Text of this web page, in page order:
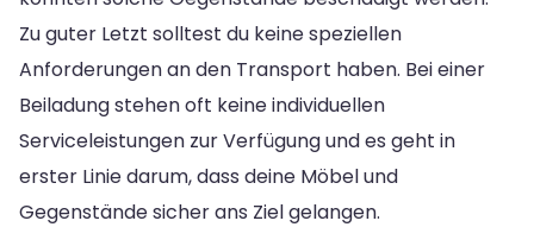
Zu guter Letzt solltest du keine speziellen
Anforderungen an den Transport haben. Bei einer
Beiladung stehen oft keine individuellen
Serviceleistungen zur Verfügung und es geht in
erster Linie darum, dass deine Möbel und
Gegenstände sicher ans Ziel gelangen.